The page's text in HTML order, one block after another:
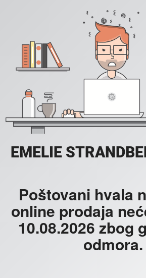
EMELIE
Poštovani hvala
online prodaja
10.08.2026 zbog
odmora.